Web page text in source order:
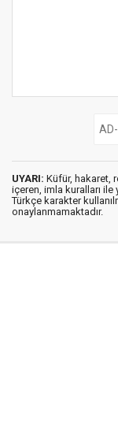
UYARI: Küfür, hakaret,
içeren, imla kuralları ile
Türkçe karakter
onaylanmamaktadır.